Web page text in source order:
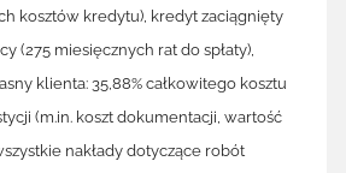
kosztów kredytu), kredyt zaciągnięty
(275 miesięcznych rat do spłaty),
klienta: 35,88% całkowitego kosztu
(m.in. koszt dokumentacji, wartość
nakłady dotyczące robót